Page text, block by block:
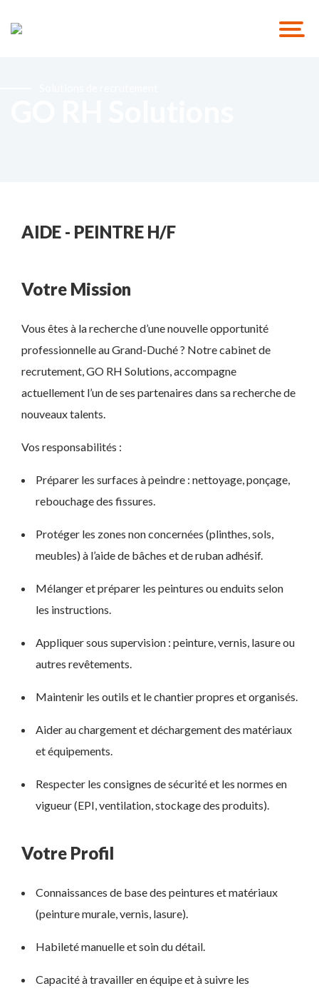
AIDE - PEINTRE H/F
Votre Mission
Vous êtes à la recherche d’une nouvelle opportunité
professionnelle au Grand-Duché ? Notre cabinet de
recrutement, GO RH Solutions, accompagne
actuellement l’un de ses partenaires dans sa recherche de
nouveaux talents.
Vos responsabilités :
Préparer les surfaces à peindre : nettoyage, ponçage,
rebouchage des fissures.
Protéger les zones non concernées (plinthes, sols,
meubles) à l’aide de bâches et de ruban adhésif.
Mélanger et préparer les peintures ou enduits selon
les instructions.
Appliquer sous supervision : peinture, vernis, lasure ou
autres revêtements.
Maintenir les outils et le chantier propres et organisés.
Aider au chargement et déchargement des matériaux
et équipements.
Respecter les consignes de sécurité et les normes en
vigueur (EPI, ventilation, stockage des produits).
Votre Profil
Connaissances de base des peintures et matériaux
(peinture murale, vernis, lasure).
Habileté manuelle et soin du détail.
Capacité à travailler en équipe et à suivre les